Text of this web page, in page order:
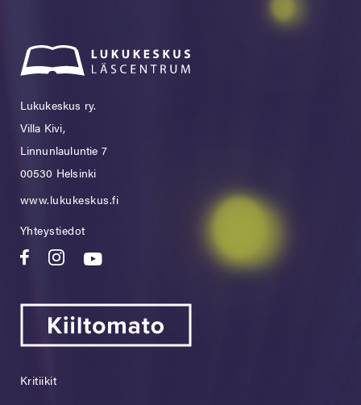
Lukukeskus ry.
Villa Kivi,
Linnunlauluntie 7
00530 Helsinki
www.lukukeskus.fi
Yhteystiedot
Kritiikit